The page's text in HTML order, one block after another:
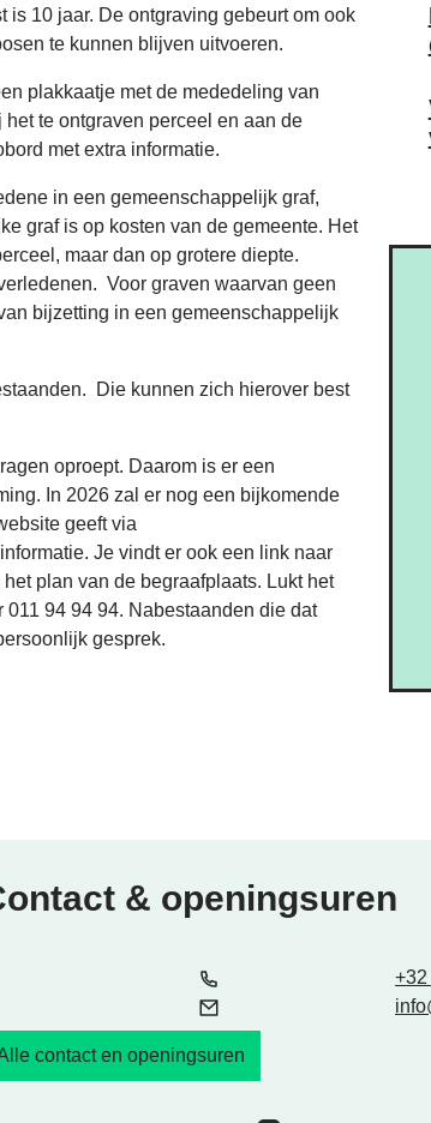
10 jaar. De ontgraving gebeurt om ook
te kunnen blijven uitvoeren.
plakkaatje met de mededeling van
te ontgraven perceel en aan de
met extra informatie.
in een gemeenschappelijk graf,
graf is op kosten van de gemeente. Het
maar dan op grotere diepte.
Voor graven waarvan geen
bijzetting in een gemeenschappelijk
Die kunnen zich hierover best
oproept. Daarom is er een
In 2026 zal er nog een bijkomende
geeft via
Je vindt er ook een link naar
plan van de begraafplaats. Lukt het
94 94 94. Nabestaanden die dat
gesprek.
& openingsuren
+32
info
contact en openingsuren